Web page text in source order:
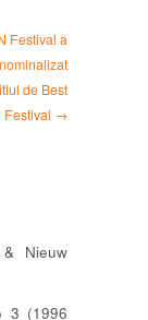
Festival a
de Best
Festival →
Nieuw
3 (1996